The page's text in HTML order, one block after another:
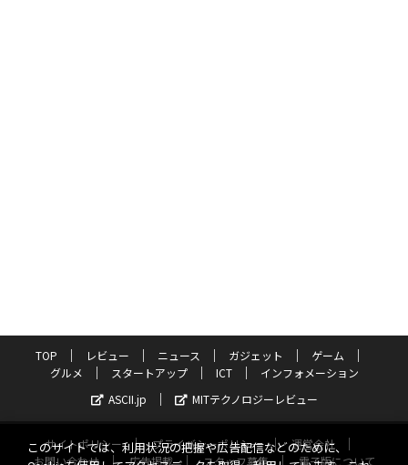
TOP レビュー ニュース ガジェット
ゲーム
グルメ
スタートアップ ICT
インフォメーション
ASCII.jp
MITテクノロジーレビュー
サイトポリシー プライバシーポリシー
運営会社
お問い合わせ
広告掲載 スタッフ募集 電子版について
このサイトでは、利用状況の把握や広告配信などのために、